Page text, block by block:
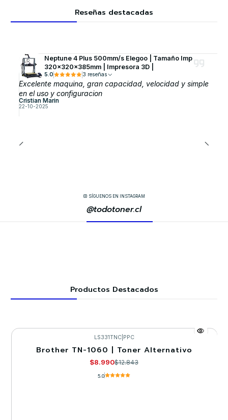
Reseñas destacadas
Neptune 4 Plus 500mm/s Elegoo | Tamaño Imp
320x320x385mm | Impresora 3D |
5.0 3 reseñas
Excelente maquina, gran capacidad, velocidad y simple
en el uso y configuracion
Cristian Marin
22-10-2025
SÍGUENOS EN INSTAGRAM
@todotoner.cl
Productos Destacados
-30%
LS331TNC| PPC
Brother TN-1060 | Toner Alternativo
$8.990$12.843
5.0